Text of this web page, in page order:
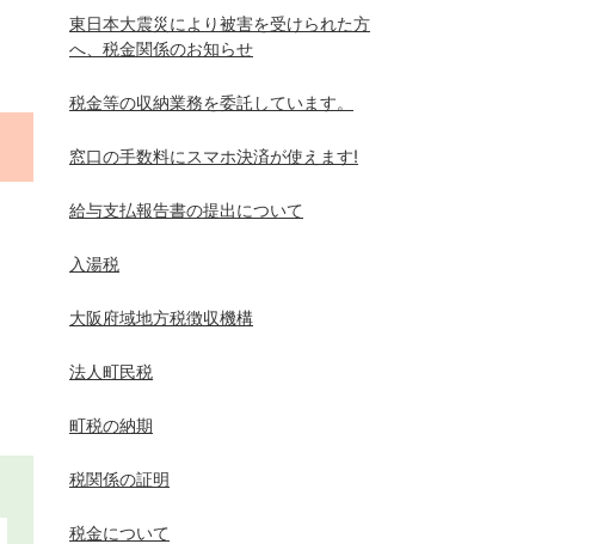
東日本大震災により被害を受けられた方
へ、税金関係のお知らせ
税金等の収納業務を委託しています。
窓口の手数料にスマホ決済が使えます!
給与支払報告書の提出について
入湯税
大阪府域地方税徴収機構
法人町民税
町税の納期
税関係の証明
税金について